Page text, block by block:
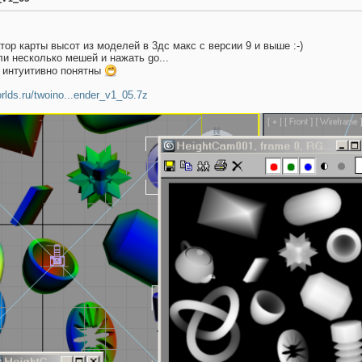
карты высот из моделей в 3дс макс с версии 9 и выше :-)
несколько мешей и нажать go...
понятны
twoino...ender_v1_05.7z